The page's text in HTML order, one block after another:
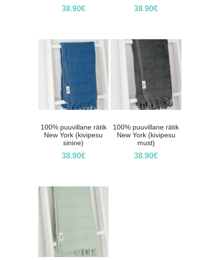
38.90€ 38.90€
100% puuvillane rätik
New York (kivipesu
sinine)
38.90€
100% puuvillane rätik
New York (kivipesu
must)
38.90€